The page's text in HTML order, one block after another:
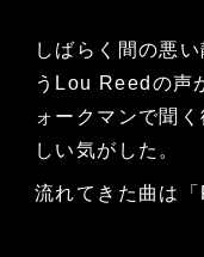
しばらく間の悪
うLou Reedの声
ォークマンで聞
しい気がした。
流れてきた曲は